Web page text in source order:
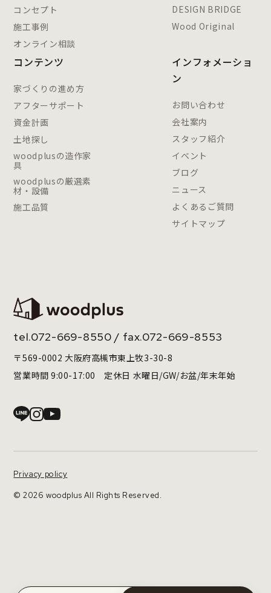
コンセプト
施工事例
オンライン相談
DESIGN BRIDGE
Wood Original
コンテンツ
家づくりの進め方
アフターサポート
資金計画
土地探し
woodplusの造作家
具
woodplusの厳選素
材・設備
施工品質
インフォメーショ
ン
お問い合わせ
会社案内
スタッフ紹介
イベント
ブログ
ニュース
よくあるご質問
サイトマップ
tel.072-669-8550 / fax.072-669-8553
〒569-0002 大阪府高槻市東上牧3-30-8
営業時間 9:00-17:00 定休日 水曜日/GW/お盆/年末年始
Privacy policy
© 2026 woodplus All Rights Reserved.